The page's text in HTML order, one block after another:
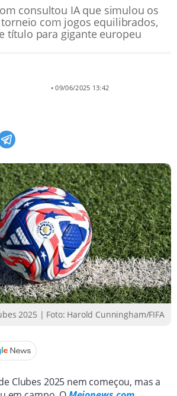
consultou IA que simulou os
com jogos equilibrados,
título para gigante europeu
• 09/06/2025 13:42
2025 | Foto: Harold Cunningham/FIFA
Clubes 2025 nem começou, mas a